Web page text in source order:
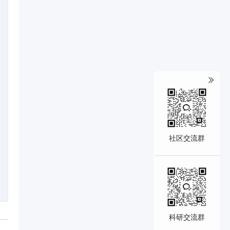
社区交流群
科研交流群